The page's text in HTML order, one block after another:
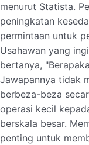
menurut Statista.
peningkatan
permintaan untuk
Usahawan yang
bertanya,
Jawapannya tidak
berbeza-beza
operasi kecil
berskala besar.
penting untuk